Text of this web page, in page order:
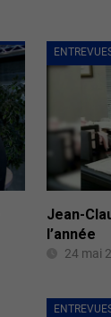
Jean-
l’année
24 mai